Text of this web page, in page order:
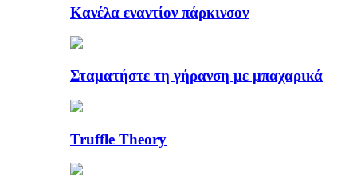
Κανέλα εναντίον πάρκινσον
Σταματήστε τη γήρανση με μπαχαρικά
Truffle Theory